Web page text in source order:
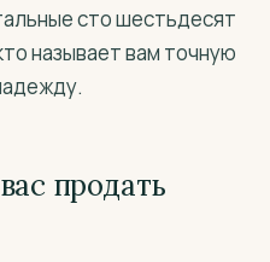
сто шестьдесят
называет вам точную
продать